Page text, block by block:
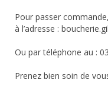
Pour passer
à l’adresse :
Ou par téléphone au :
Prenez bien soin de